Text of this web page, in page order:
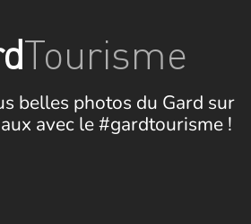
Tourisme
belles photos du Gard sur
avec le #gardtourisme !